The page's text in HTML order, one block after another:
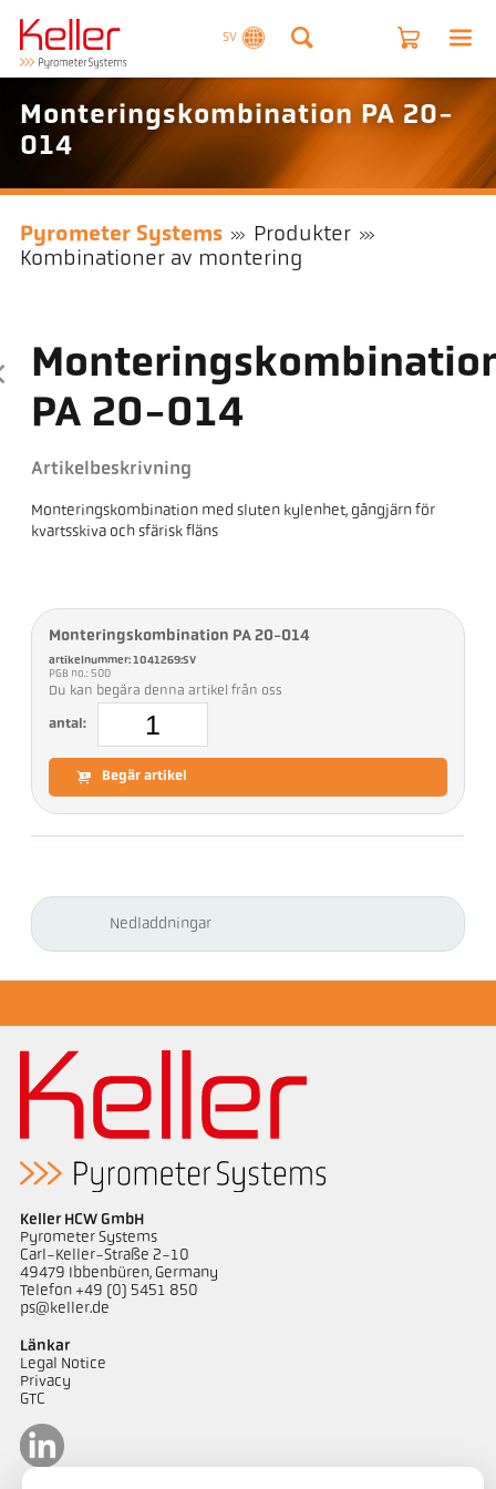
SV
Monteringskombination PA 20-
014
Pyrometer Systems
Produkter
Kombinationer av montering
PA 20-014
Artikelbeskrivning
Monteringskombination med sluten kylenhet, gångjärn för
kvartsskiva och sfärisk fläns
Monteringskombination PA 20-014
artikelnummer: 1041269:SV
PGB no.: 500
Du kan begära denna artikel från oss
antal:
Begär artikel
Nedladdningar
Keller HCW GmbH
Pyrometer Systems
Carl-Keller-Straße 2-10
49479 Ibbenbüren, Germany
Telefon +49 (0) 5451 850
ps@keller.de
Länkar
Legal Notice
Privacy
GTC